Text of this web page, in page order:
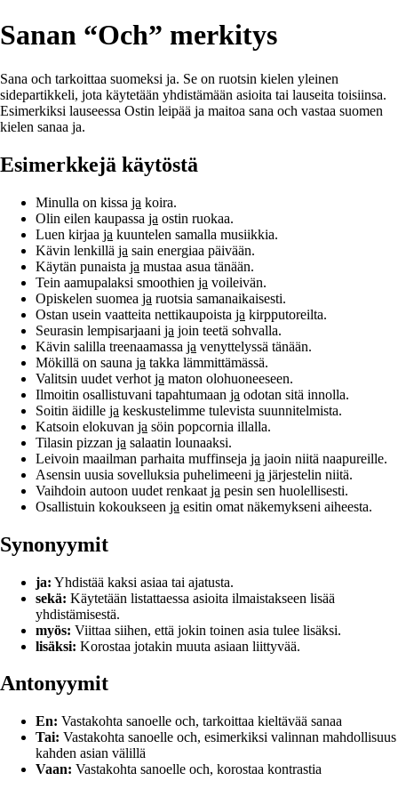
Sanan “Och” merkitys
Sana och tarkoittaa suomeksi ja. Se on ruotsin kielen yleinen
sidepartikkeli, jota käytetään yhdistämään asioita tai lauseita toisiinsa.
Esimerkiksi lauseessa Ostin leipää ja maitoa sana och vastaa suomen
kielen sanaa ja.
Esimerkkejä käytöstä
Minulla on kissa ja koira.
Olin eilen kaupassa ja ostin ruokaa.
Luen kirjaa ja kuuntelen samalla musiikkia.
Kävin lenkillä ja sain energiaa päivään.
Käytän punaista ja mustaa asua tänään.
Tein aamupalaksi smoothien ja voileivän.
Opiskelen suomea ja ruotsia samanaikaisesti.
Ostan usein vaatteita nettikaupoista ja kirpputoreilta.
Seurasin lempisarjaani ja join teetä sohvalla.
Kävin salilla treenaamassa ja venyttelyssä tänään.
Mökillä on sauna ja takka lämmittämässä.
Valitsin uudet verhot ja maton olohuoneeseen.
Ilmoitin osallistuvani tapahtumaan ja odotan sitä innolla.
Soitin äidille ja keskustelimme tulevista suunnitelmista.
Katsoin elokuvan ja söin popcornia illalla.
Tilasin pizzan ja salaatin lounaaksi.
Leivoin maailman parhaita muffinseja ja jaoin niitä naapureille.
Asensin uusia sovelluksia puhelimeeni ja järjestelin niitä.
Vaihdoin autoon uudet renkaat ja pesin sen huolellisesti.
Osallistuin kokoukseen ja esitin omat näkemykseni aiheesta.
Synonyymit
ja: Yhdistää kaksi asiaa tai ajatusta.
sekä: Käytetään listattaessa asioita ilmaistakseen lisää
yhdistämisestä.
myös: Viittaa siihen, että jokin toinen asia tulee lisäksi.
lisäksi: Korostaa jotakin muuta asiaan liittyvää.
Antonyymit
En: Vastakohta sanoelle och, tarkoittaa kieltävää sanaa
Tai: Vastakohta sanoelle och, esimerkiksi valinnan mahdollisuus
kahden asian välillä
Vaan: Vastakohta sanoelle och, korostaa kontrastia